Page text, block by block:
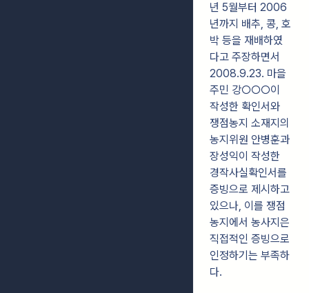
년 5월부터 2006
년까지 배추, 콩, 호
박 등을 재배하였
다고 주장하면서
2008.9.23. 마을
주민 강○○○이
작성한 확인서와
쟁점농지 소재지의
농지위원 안병훈과
장성익이 작성한
경작사실확인서를
증빙으로 제시하고
있으나, 이를 쟁점
농지에서 농사지은
직접적인 증빙으로
인정하기는 부족하
다.